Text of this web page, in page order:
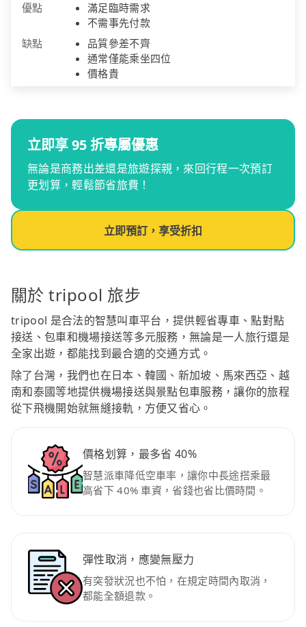
優點
滿足臨時需求
不需事先付款
缺點
品質參差不齊
通常僅能乘坐四位
價格貴
立即享 95 折專屬優惠
無論是商務出差還是旅遊探親，來回行程一次預訂
更划算，輕鬆節省旅費！
立即預訂，享受折扣
關於 tripool 旅步
tripool 是合法的智慧叫車平台，提供輕省專車、點對點
接送、包車和機場接送等多元服務，無論是一人旅行還是
全家出遊，都能找到最合適的交通方式。
除了台灣，我們也在日本、韓國、新加坡、馬來西亞、越
南和泰國等地提供機場接送與景點包車服務，讓你的旅程
從下飛機開始就無縫接軌，方便又省心。
價格划算，最多省 40%
智慧派車降低空車率，讓你中長途搭乘最
高省下 40% 車資，省錢也省比價時間。
彈性取消，應變無壓力
有突發狀況也不怕，在規定時間內取消，
都能全額退款。